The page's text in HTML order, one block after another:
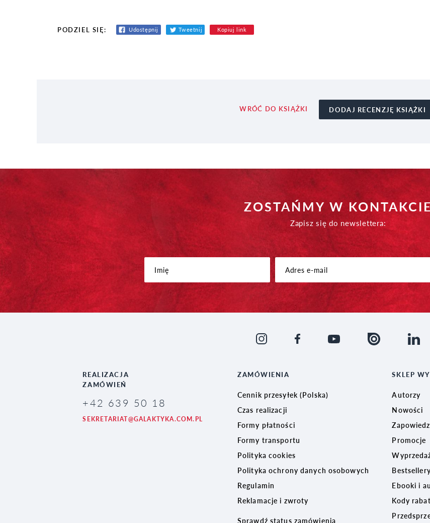
PODZIEL SIĘ: Udostępnij Tweetnij Kopiuj link
WRÓĆ DO KSIĄŻKI DODAJ RECENZJĘ KSIĄŻKI
ZOSTAŃMY W
Zapisz się do newslettera:
REALIZACJA
ZAMÓWIEŃ
+42 639 50 18
SEKRETARIAT@GALAKTYKA.COM.PL
ZAMÓWIENIA
Cennik przesyłek (Polska)
Czas realizacji
Formy płatności
Formy transportu
Polityka cookies
Polityka ochrony danych osobowych
Regulamin
Reklamacje i zwroty
Sprawdź status zamówienia
SKLEP
Autorzy
Nowości
Promocje
Bestsellery
Ebooki i
Kody